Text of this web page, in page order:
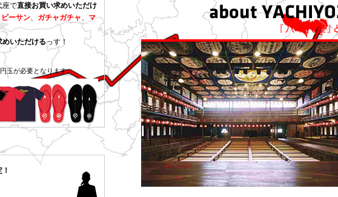
座で直接お買い求めいただけ
ビーサン、 ガチャガチャ、 マ
めいただけるっす！
玉が必要となります。